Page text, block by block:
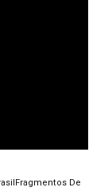
Fragmentos De